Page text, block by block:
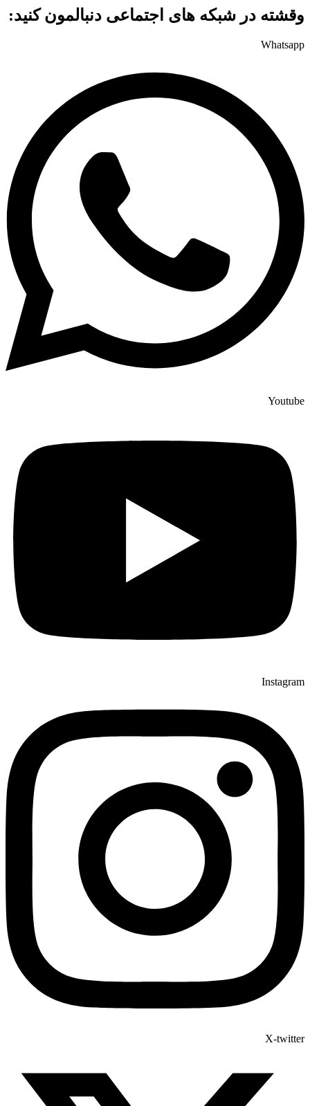
وقشته در شبکه های اجتماعی دنبالمون کنید:
Whatsapp
Youtube
Instagram
X-twitter